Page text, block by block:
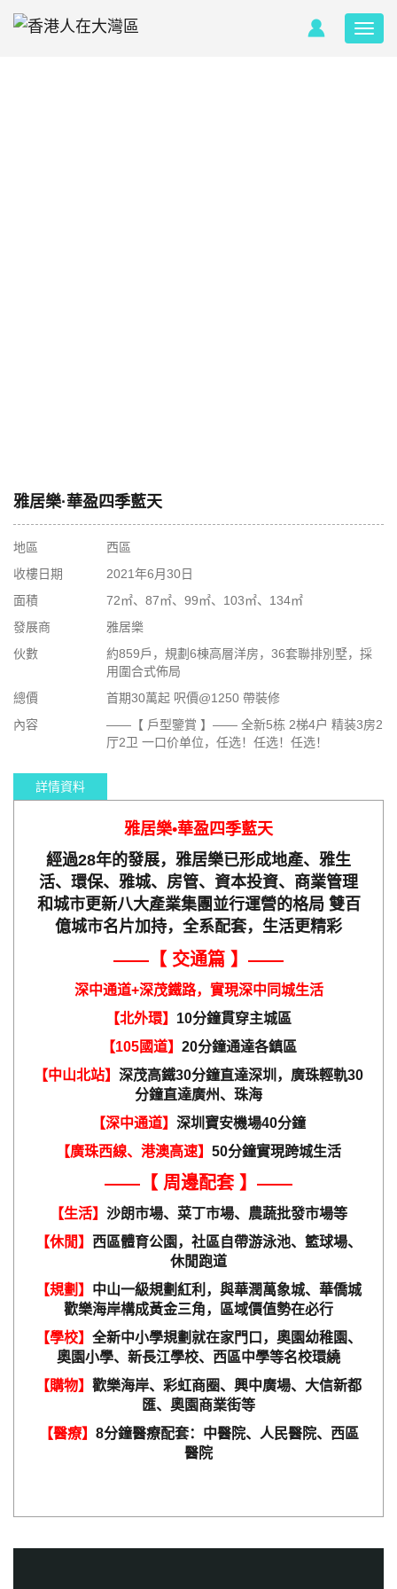
雅居樂·華盈四季藍天
地區
西區
收樓日期
2021年6月30日
面積
72㎡、87㎡、99㎡、103㎡、134㎡
發展商
雅居樂
伙數
約859戶，規劃6棟高層洋房，36套聯排別墅，採
用圍合式佈局
總價
首期30萬起 呎價@1250 帶裝修
內容
——【 戶型鑒賞 】—— 全新5栋 2梯4户 精装3房2
厅2卫 一口价单位，任选！任选！任选！
詳情資料
雅居樂•華盈四季藍天
經過28年的發展，雅居樂已形成地產、雅生
活、環保、雅城、房管、資本投資、商業管理
和城市更新八大產業集團並行運營的格局 雙百
億城市名片加持，全系配套，生活更精彩
——【 交通篇 】——
深中通道+深茂鐵路，實現深中同城生活
【北外環】 10分鐘貫穿主城區
【105國道】 20分鐘通達各鎮區
【中山北站】 深茂高鐵30分鐘直達深圳，廣珠輕軌30
分鐘直達廣州、珠海
【深中通道】 深圳寶安機場40分鐘
【廣珠西線、港澳高速】 50分鐘實現跨城生活
——【 周邊配套 】——
【生活】 沙朗市場、菜丁市場、農蔬批發市場等
【休閒】 西區體育公園，社區自帶游泳池、籃球場、
休閒跑道
【規劃】 中山一級規劃紅利，與華潤萬象城、華僑城
歡樂海岸構成黃金三角，區域價值勢在必行
【學校】 全新中小學規劃就在家門口，奧園幼稚園、
奧園小學、新長江學校、西區中學等名校環繞
【購物】 歡樂海岸、彩虹商圈、興中廣場、大信新都
匯、奧園商業街等
【醫療】 8分鐘醫療配套：中醫院、人民醫院、西區
醫院